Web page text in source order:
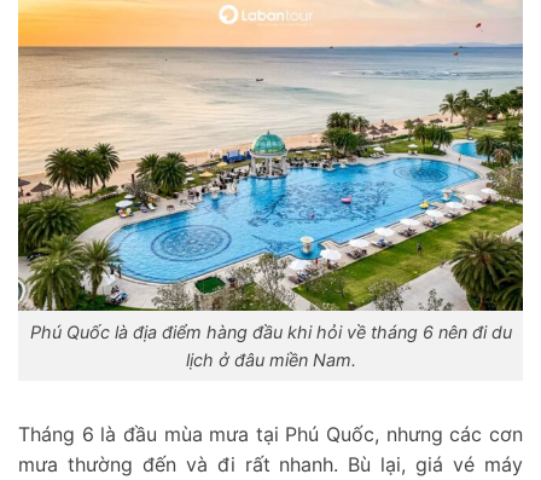
Phú Quốc là địa điểm hàng đầu khi hỏi về tháng 6 nên đi du
lịch ở đâu miền Nam.
Tháng 6 là đầu mùa mưa tại Phú Quốc, nhưng các cơn
mưa thường đến và đi rất nhanh. Bù lại, giá vé máy